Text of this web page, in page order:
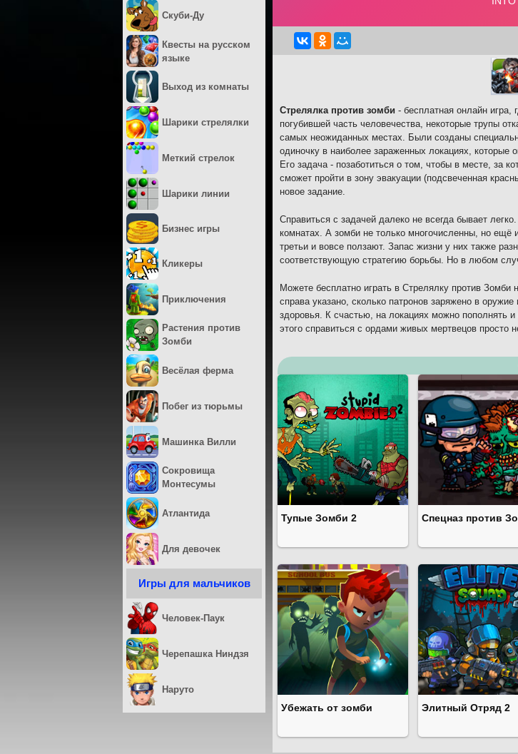
Стрелялка против зомби - бесплатная онлайн
погубившей часть человечества, некоторые трупы
самых неожиданных местах. Были созданы
одиночку в наиболее зараженных локациях, которые
Его задача - позаботиться о том, чтобы в месте, за
сможет пройти в зону эвакуации (подсвеченная
новое задание.
Справиться с задачей далеко не всегда бывает
комнатах. А зомби не только многочисленны, но ещё
третьи и вовсе ползают. Запас жизни у них также
соответствующую стратегию борьбы. Но в любом
Можете бесплатно играть в Стрелялку против
справа указано, сколько патронов заряжено в
здоровья. К счастью, на локациях можно пополнять
этого справиться с ордами живых мертвецов просто
Тупые Зомби 2 Спецназ против
Убежать от зомби Элитный Отряд 2
Скуби-Ду
Квесты на русском
языке
Выход из комнаты
Шарики стрелялки
Меткий стрелок
Шарики линии
Бизнес игры
Кликеры
Приключения
Растения против
Зомби
Весёлая ферма
Побег из тюрьмы
Машинка Вилли
Сокровища
Монтесумы
Атлантида
Для девочек
Игры для мальчиков
Человек-Паук
Черепашка Ниндзя
Наруто